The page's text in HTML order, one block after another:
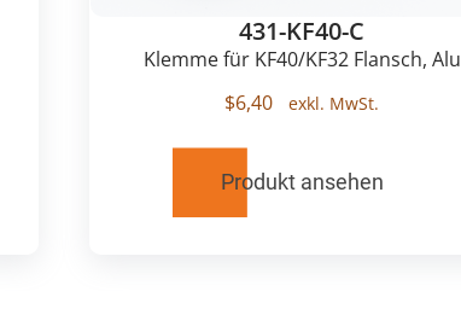
431-KF40-C
Klemme für KF40/KF32 Flansch, Alu
$6,40
Produkt ansehen